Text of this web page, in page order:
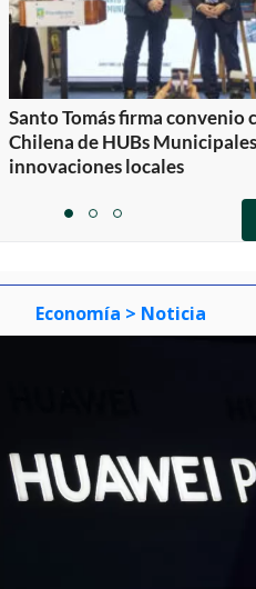
Santo Tomás firma convenio
Chilena de HUBs
innovaciones locales
itemitemitem
Economía > Noticia